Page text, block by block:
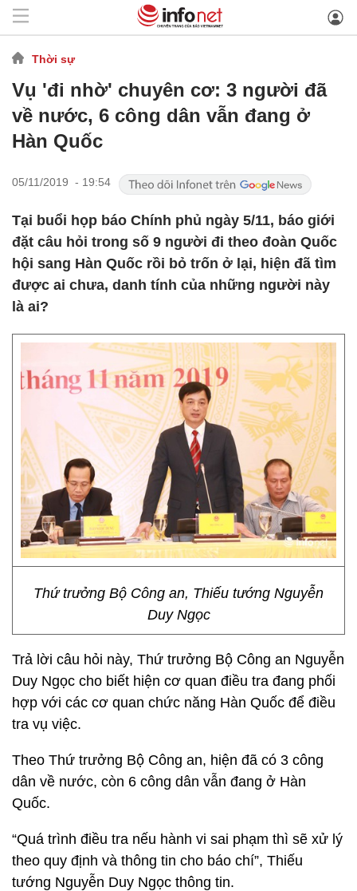
Thời sự
Vụ 'đi nhờ' chuyên cơ: 3 người đã
về nước, 6 công dân vẫn đang ở
Hàn Quốc
05/11/2019 - 19:54
Tại buổi họp báo Chính phủ ngày 5/11, báo giới
đặt câu hỏi trong số 9 người đi theo đoàn Quốc
hội sang Hàn Quốc rồi bỏ trốn ở lại, hiện đã tìm
được ai chưa, danh tính của những người này
là ai?
Thứ trưởng Bộ Công an, Thiếu tướng Nguyễn
Duy Ngọc
Trả lời câu hỏi này, Thứ trưởng Bộ Công an Nguyễn
Duy Ngọc cho biết hiện cơ quan điều tra đang phối
hợp với các cơ quan chức năng Hàn Quốc để điều
tra vụ việc.
Theo Thứ trưởng Bộ Công an, hiện đã có 3 công
dân về nước, còn 6 công dân vẫn đang ở Hàn
Quốc.
“Quá trình điều tra nếu hành vi sai phạm thì sẽ xử lý
theo quy định và thông tin cho báo chí”, Thiếu
tướng Nguyễn Duy Ngọc thông tin.